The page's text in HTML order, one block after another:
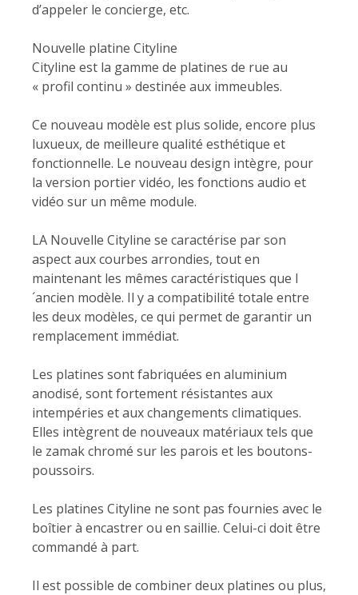
d’appeler le concierge, etc.
Nouvelle platine Cityline
Cityline est la gamme de platines de rue au
« profil continu » destinée aux immeubles.
Ce nouveau modèle est plus solide, encore plus
luxueux, de meilleure qualité esthétique et
fonctionnelle. Le nouveau design intègre, pour
la version portier vidéo, les fonctions audio et
vidéo sur un même module.
LA Nouvelle Cityline se caractérise par son
aspect aux courbes arrondies, tout en
maintenant les mêmes caractéristiques que l
´ancien modèle. Il y a compatibilité totale entre
les deux modèles, ce qui permet de garantir un
remplacement immédiat.
Les platines sont fabriquées en aluminium
anodisé, sont fortement résistantes aux
intempéries et aux changements climatiques.
Elles intègrent de nouveaux matériaux tels que
le zamak chromé sur les parois et les boutons-
poussoirs.
Les platines Cityline ne sont pas fournies avec le
boîtier à encastrer ou en saillie. Celui-ci doit être
commandé à part.
Il est possible de combiner deux platines ou plus,